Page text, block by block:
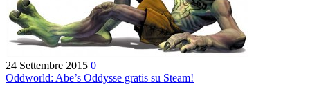
24 Settembre 2015 0
Oddworld: Abe’s Oddysse gratis su Steam!